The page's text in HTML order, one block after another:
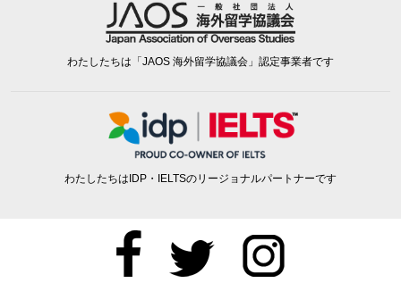
わたしたちは「JAOS 海外留学協議会」認定事業者です
わたしたちはIDP・IELTSのリージョナルパートナーです